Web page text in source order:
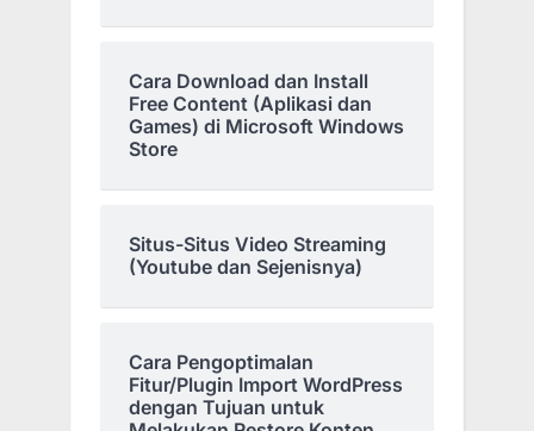
Cara Download dan Install
Free Content (Aplikasi dan
Games) di Microsoft Windows
Store
Situs-Situs Video Streaming
(Youtube dan Sejenisnya)
Cara Pengoptimalan
Fitur/Plugin Import WordPress
dengan Tujuan untuk